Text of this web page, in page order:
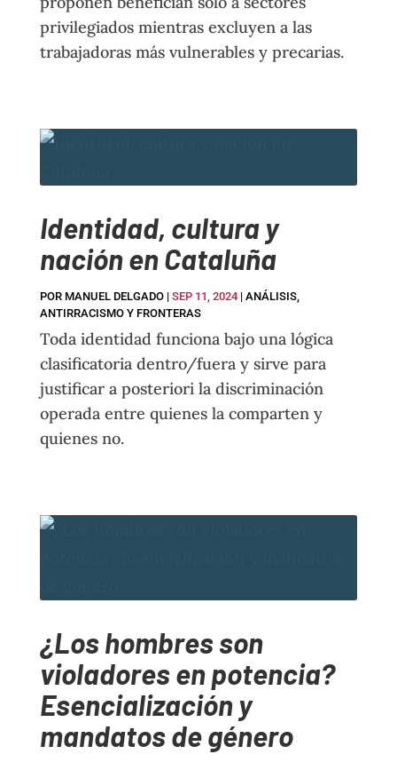
privilegiados mientras excluyen a las
trabajadoras más vulnerables y precarias.
Identidad, cultura y
nación en Cataluña
POR MANUEL DELGADO| SEP 11, 2024| ANÁLISIS,
ANTIRRACISMO Y FRONTERAS
Toda identidad funciona bajo una lógica
clasificatoria dentro/fuera y sirve para
justificar a posteriori la discriminación
operada entre quienes la comparten y
quienes no.
¿Los hombres son
violadores en potencia?
Esencialización y
mandatos de género